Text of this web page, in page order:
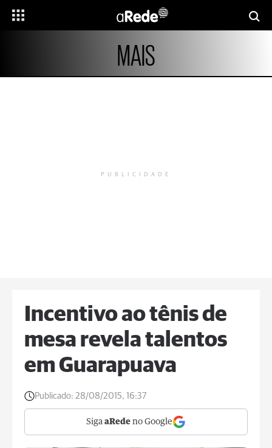
MAIS
PUBLICIDADE
Incentivo ao tênis de
mesa revela talentos
em Guarapuava
Publicado: 28/08/2015, 16:37
Siga aRede no Google